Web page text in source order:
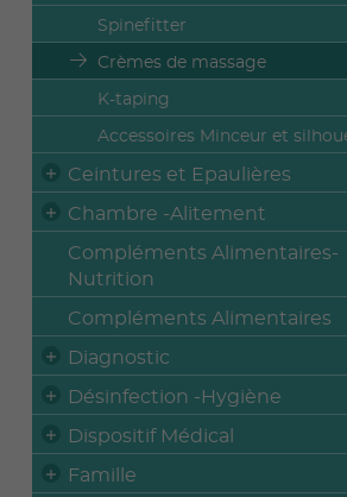
Spinefitter
Crèmes de massage
K-taping
Accessoires Minceur et
Ceintures et Epaulières
Chambre -Alitement
Compléments Alimentaires-
Nutrition
Compléments Alimentaires
Diagnostic
Désinfection -Hygiène
Dispositif Médical
Famille